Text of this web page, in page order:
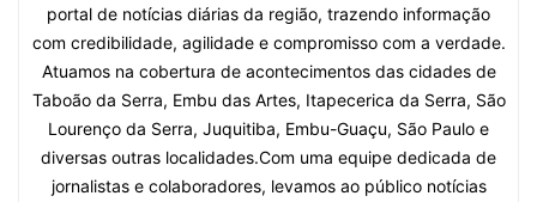
portal de notícias diárias da região, trazendo informação
com credibilidade, agilidade e compromisso com a verdade.
Atuamos na cobertura de acontecimentos das cidades de
Taboão da Serra, Embu das Artes, Itapecerica da Serra, São
Lourenço da Serra, Juquitiba, Embu-Guaçu, São Paulo e
diversas outras localidades.Com uma equipe dedicada de
jornalistas e colaboradores, levamos ao público notícias